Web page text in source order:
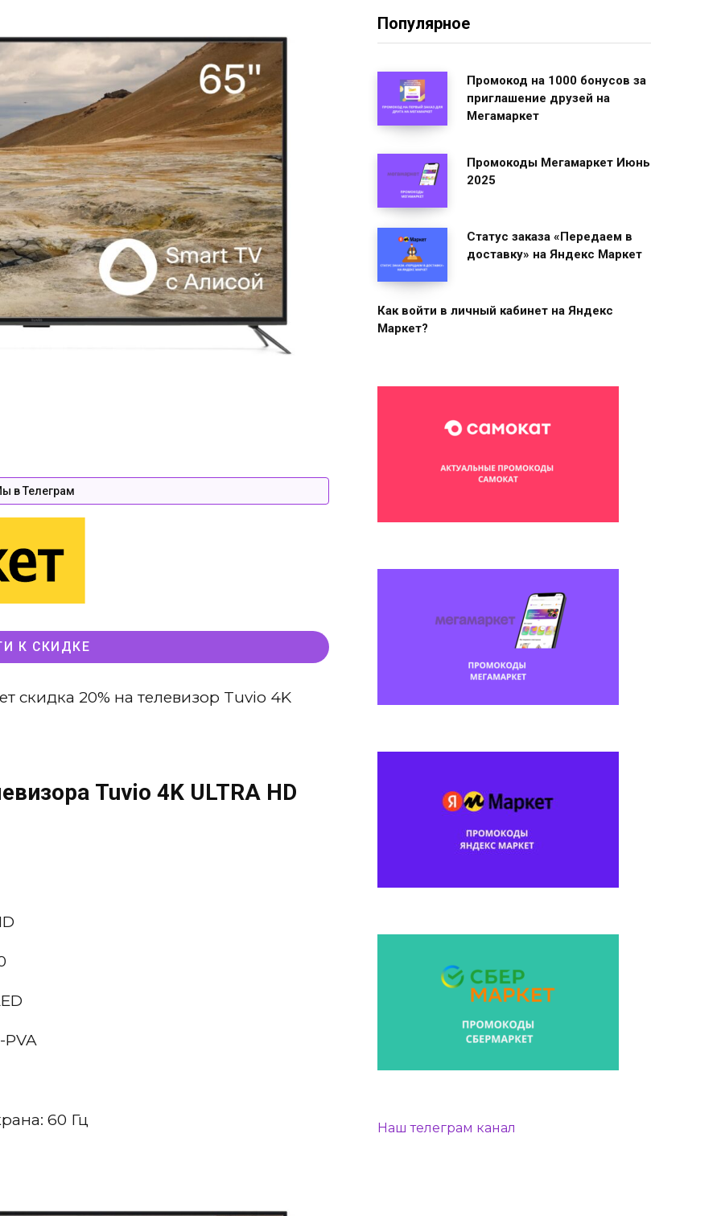
в Телеграм
К СКИДКЕ
скидка 20% на телевизор Tuvio 4K
Tuvio 4K ULTRA HD
60 Гц
Популярное
Промокод на 1000 бонусов за
приглашение друзей на
Мегамаркет
Промокоды Мегамаркет Июнь
2025
Статус заказа «Передаем в
доставку» на Яндекс Маркет
Как войти в личный кабинет на Яндекс
Маркет?
Наш телеграм канал